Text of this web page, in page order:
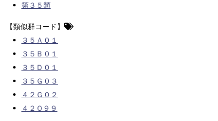
第３５類
【類似群コード】
３５Ａ０１
３５Ｂ０１
３５Ｄ０１
３５Ｇ０３
４２Ｇ０２
４２Ｑ９９